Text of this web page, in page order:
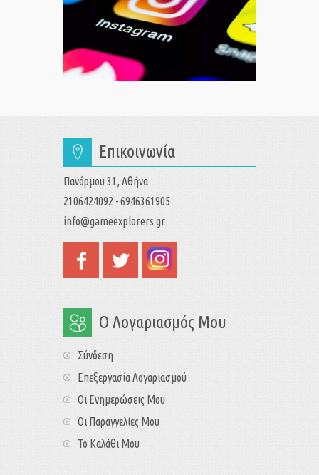
Επικοινωνία
Πανόρμου 31, Αθήνα
2106424092 - 6946361905
info@gameexplorers.gr
Ο Λογαριασμός Μου
Σύνδεση
Επεξεργασία Λογαριασμού
Οι Ενημερώσεις Μου
Οι Παραγγελίες Μου
Το Καλάθι Μου